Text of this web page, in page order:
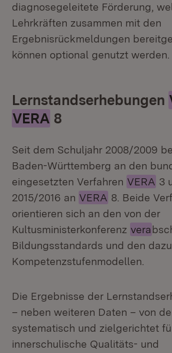
diagnosegeleitete Förderung,
Lehrkräften zusammen mit den
Ergebnisrückmeldungen
können optional genutzt werden.
Lernstandserhebungen
VERA 8
Seit dem Schuljahr 2008/2009
Baden-Württemberg an den
eingesetzten Verfahren VERA 3
2015/2016 an VERA 8. Beide
orientieren sich an den von der
Kultusministerkonferenz vera
Bildungsstandards und den
Kompetenzstufenmodellen.
Die Ergebnisse der
– neben weiteren Daten – von
systematisch und zielgerichtet
innerschulische Qualitäts- und